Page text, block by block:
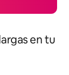
en tu